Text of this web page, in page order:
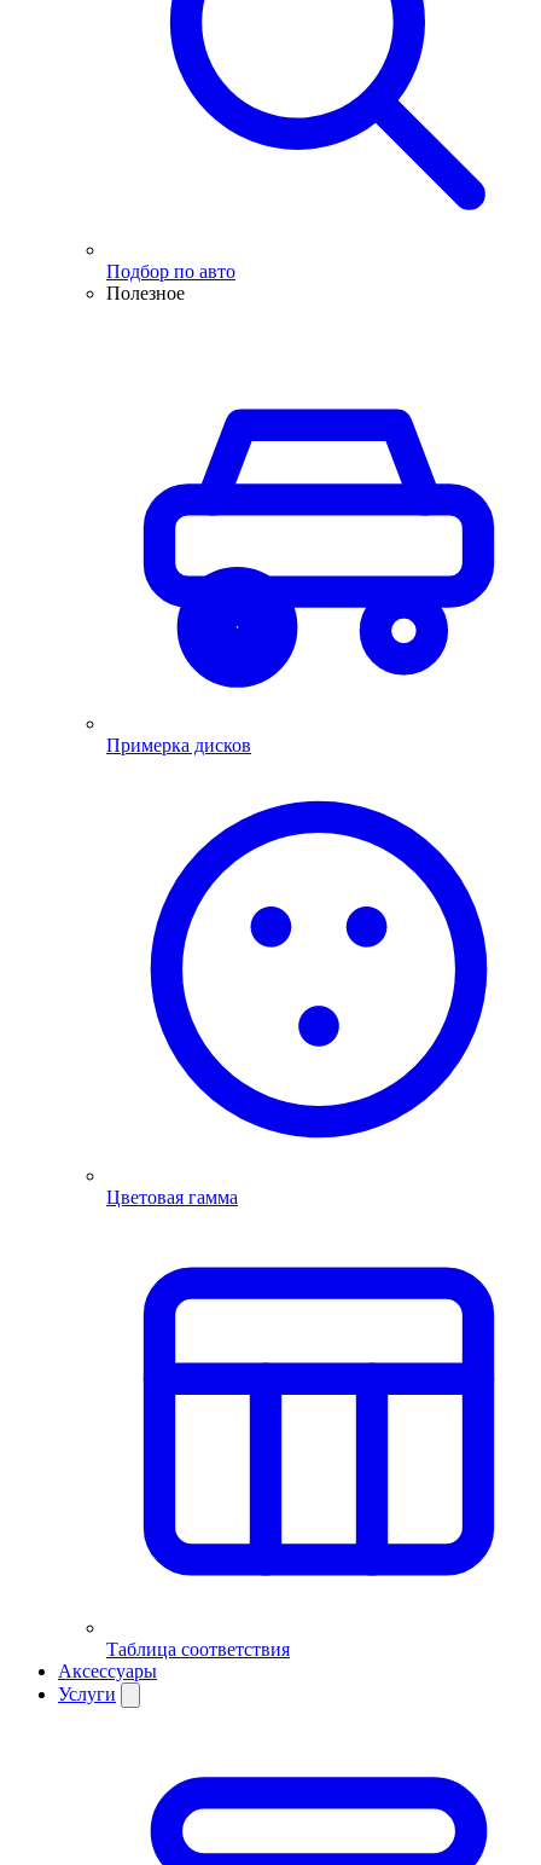
Подбор по авто
Полезное
Примерка дисков
Цветовая гамма
Таблица соответствия
Аксессуары
Услуги